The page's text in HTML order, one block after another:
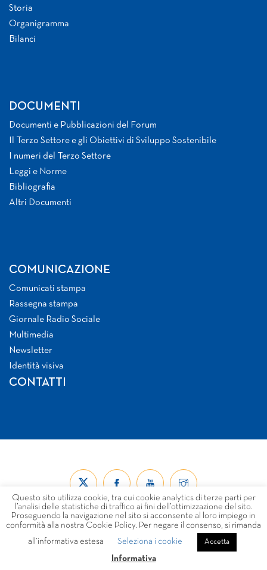
Storia
Organigramma
Bilanci
DOCUMENTI
Documenti e Pubblicazioni del Forum
Il Terzo Settore e gli Obiettivi di Sviluppo Sostenibile
I numeri del Terzo Settore
Leggi e Norme
Bibliografia
Altri Documenti
COMUNICAZIONE
Comunicati stampa
Rassegna stampa
Giornale Radio Sociale
Multimedia
Newsletter
Identità visiva
CONTATTI
© Forum Nazionale del Terzo Settore ETS 2026
COOKIE POLICY DISCLAIMER
Questo sito utilizza cookie, tra cui cookie analytics di terze parti per
l’analisi delle statistiche di traffico ai fini dell’ottimizzazione del sito.
Proseguendo la navigazione nel sito si acconsente al loro impiego in
conformità alla nostra Cookie Policy. Per negare il consenso, si rimanda
all’informativa estesa
Seleziona i cookie Accetta
Informativa